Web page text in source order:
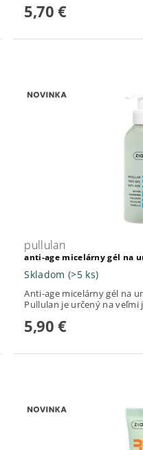
5,70 €
pullulan
anti-age micelárny gél na
Skladom (>5 ks)
Anti-age micelárny gél na
Pullulan je určený na veľmi
5,90 €